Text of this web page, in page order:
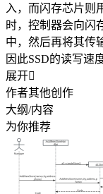
入，而闪存芯片则
时，控制器会向闪
中，然后再将其传
因此SSD的读写速
展开
作者其他创作
大纲/内容
为你推荐